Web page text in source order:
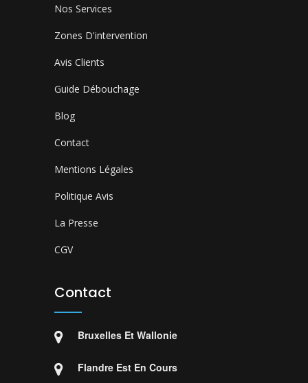
Nos Services
Zones D'intervention
Avis Clients
Guide Débouchage
Blog
Contact
Mentions Légales
Politique Avis
La Presse
CGV
Contact
Bruxelles Et Wallonie
Flandre Est En Cours